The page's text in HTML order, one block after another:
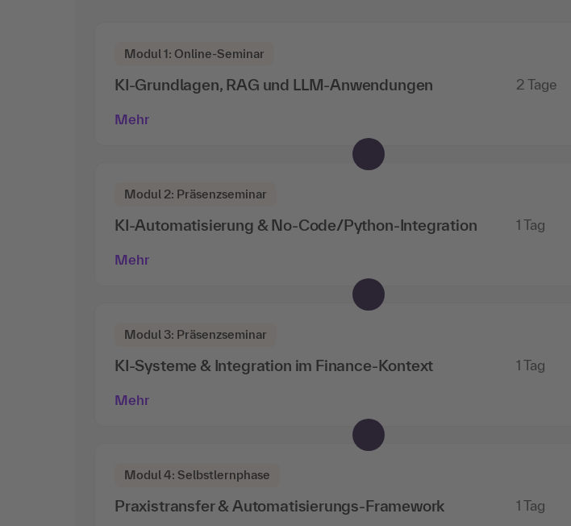
Modul 1: Online-Seminar
2 Tage
KI-Grundlagen, RAG und LLM-Anwendungen
Mehr
Modul 2: Präsenzseminar
1 Tag
KI-Automatisierung & No-Code/Python-Integration
Mehr
Modul 3: Präsenzseminar
1 Tag
KI-Systeme & Integration im Finance-Kontext
Mehr
Modul 4: Selbstlernphase
1 Tag
Praxistransfer & Automatisierungs-Framework